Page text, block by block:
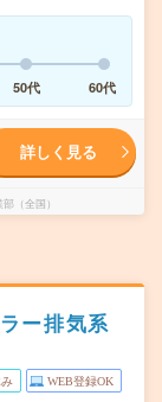
50代 60代
詳しく見る
（全国）
ー排気系
WEB登録OK